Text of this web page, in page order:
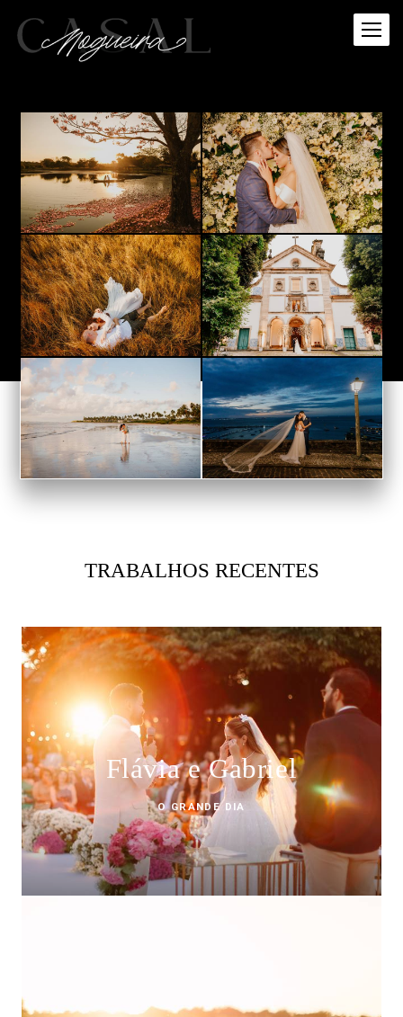
TRABALHOS RECENTES
Flávia e Gabriel
O GRANDE DIA